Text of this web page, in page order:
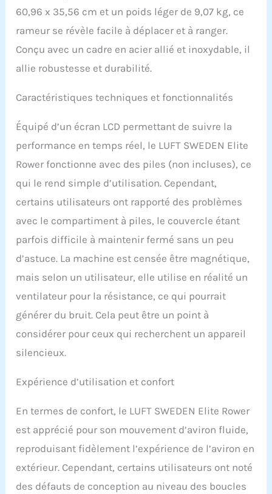
système de résistance
magnétique de pointe qui
fournit un mouvement
d'aviron fluide et
silencieux, ce qui le rend
parfait pour les
les exercices à domicile.
: avec le rameur LUFT
vous engager dans un
entraînement complet
qui cible plusieurs
groupes musculaires, y
compris les bras, les
jambes et le tronc,
offrant une séance
d'exercice efficace et
efficace qui rivalise avec
les meilleurs rameurs
pour un usage
Entraînement interactif :
restez motivé avec l'écran
SWEDEN offrant une
suivi des progrès pour
attrayante et conforme à
vos objectifs de remise
facile à utiliser : conçu
pour supporter une
jusqu'à 226,8 kg, le
60,96 x 35,56 cm et un poids léger de 9,07 kg, ce
rameur se révèle facile à déplacer et à ranger.
Conçu avec un cadre en acier allié et inoxydable, il
allie robustesse et durabilité.
Caractéristiques techniques et fonctionnalités
Équipé d’un écran LCD permettant de suivre la
performance en temps réel, le LUFT SWEDEN Elite
Rower fonctionne avec des piles (non incluses), ce
qui le rend simple d’utilisation. Cependant,
certains utilisateurs ont rapporté des problèmes
avec le compartiment à piles, le couvercle étant
parfois difficile à maintenir fermé sans un peu
d’astuce. La machine est censée être magnétique,
mais selon un utilisateur, elle utilise en réalité un
ventilateur pour la résistance, ce qui pourrait
générer du bruit. Cela peut être un point à
considérer pour ceux qui recherchent un appareil
silencieux.
Expérience d’utilisation et confort
En termes de confort, le LUFT SWEDEN Elite Rower
est apprécié pour son mouvement d’aviron fluide,
reproduisant fidèlement l’expérience de l’aviron en
extérieur. Cependant, certains utilisateurs ont noté
des défauts de conception au niveau des boucles